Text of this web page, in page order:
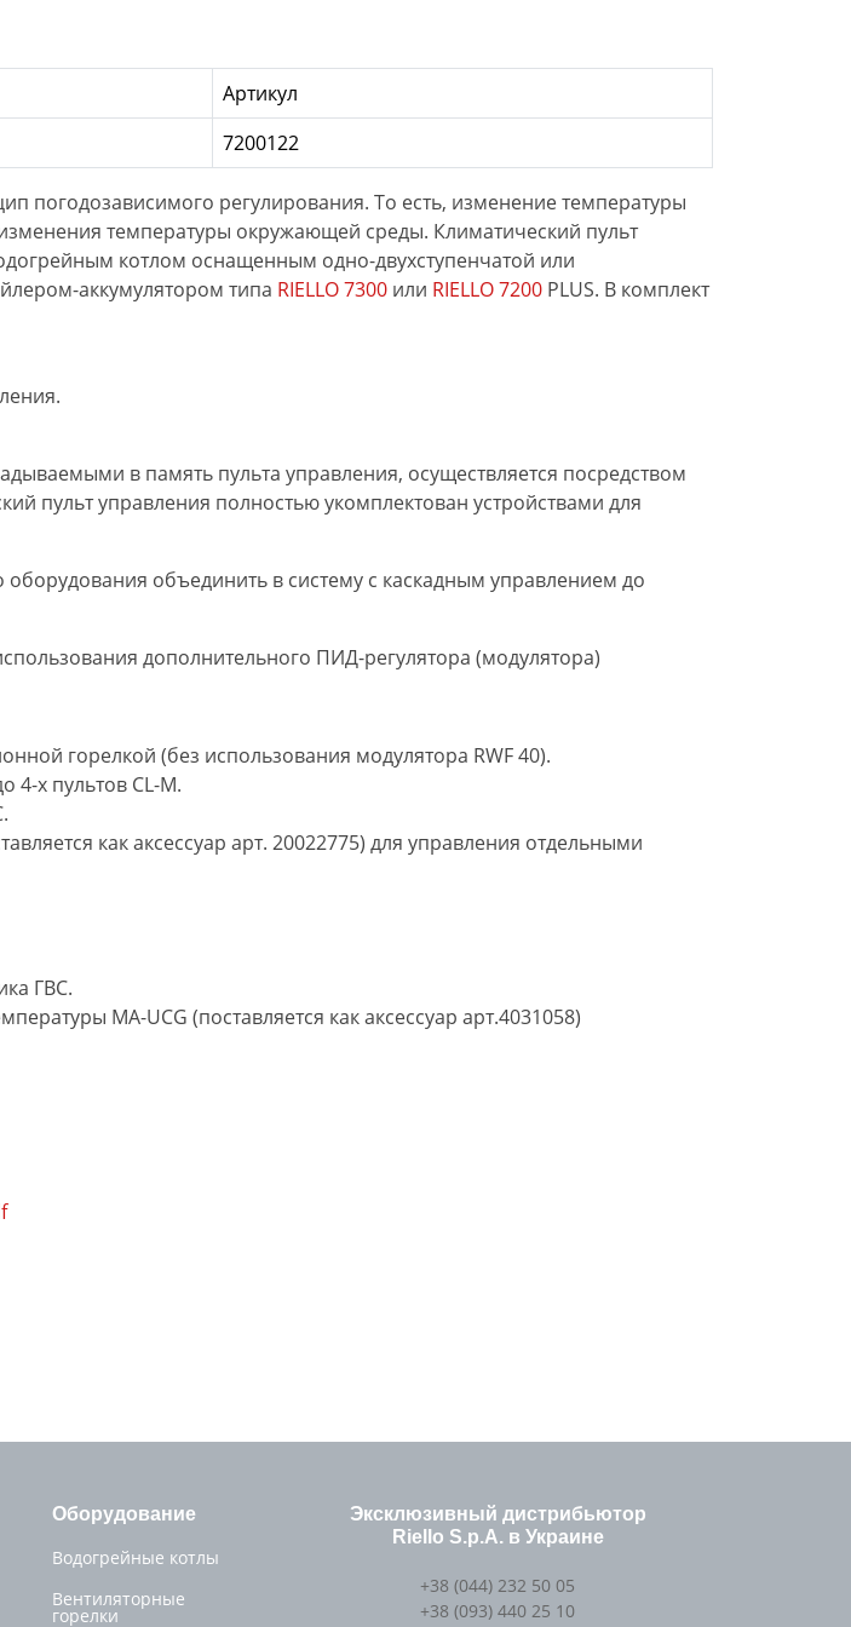
Артикул
7200122
погодозависимого регулирования. То есть, изменение температуры
температуры окружающей среды. Климатический пульт
котлом оснащенным одно-двухступенчатой или
аккумулятором типа RIELLO 7300 или RIELLO 7200 PLUS. В комплект
в память пульта управления, осуществляется посредством
пульт управления полностью укомплектован устройствами для
объединить в систему с каскадным управлением до
дополнительного ПИД-регулятора (модулятора)
горелкой (без использования модулятора RWF 40).
4-х пультов CL-M.
как аксессуар арт. 20022775) для управления отдельными
ГВС.
MA-UCG (поставляется как аксессуар арт.4031058)
Оборудование
Водогрейные котлы
Вентиляторные
горелки
Эксклюзивный дистрибьютор
Riello S.p.A. в Украине
+38 (044) 232 50 05
+38 (093) 440 25 10